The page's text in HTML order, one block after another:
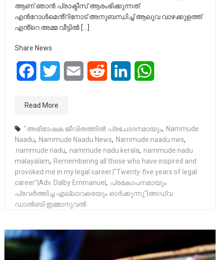
ആണ് ഞാൻ പ്രാക്ടീസ് ആരംഭിക്കുന്നത്.
എൻറോൾമെൻ്റിനോട് അനുബന്ധിച്ച് ആലുവ വാഴക്കുളത്ത്
എൻ്റെ അമ്മ വീട്ടിൽ […]
Share News
FacebookTwitter Email Reddit LinkedIn
Read More
"അഭിഭാഷക ജീവിതത്തിൽ പ്രചോദനമായും, Nammude
Naadu, Nammude Naadu News, Nammude naadu nws,
nammude nadu, nammude nadu kerala, nammude nadu
malayalam, Remembering all those who have inspired and
provoked me in my legal career.|"Twenty-five years of legal
career"|Adv. Dalby Emmanuel, പ്രകോപനമായും
പ്രവർത്തിച്ച എല്ലാവരെയും ഓർക്കുന്നു"|അഡ്വ.
ഡാൽബി ഇമ്മാനുവൽ